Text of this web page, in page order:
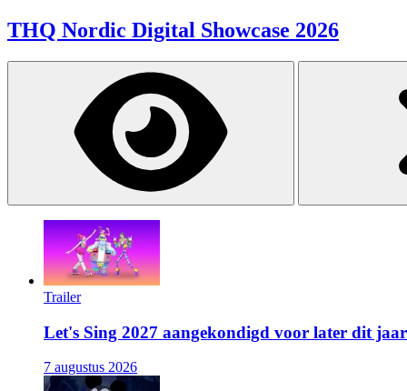
THQ Nordic Digital Showcase 2026
Trailer
Let's Sing 2027 aangekondigd voor later dit jaar
7 augustus 2026